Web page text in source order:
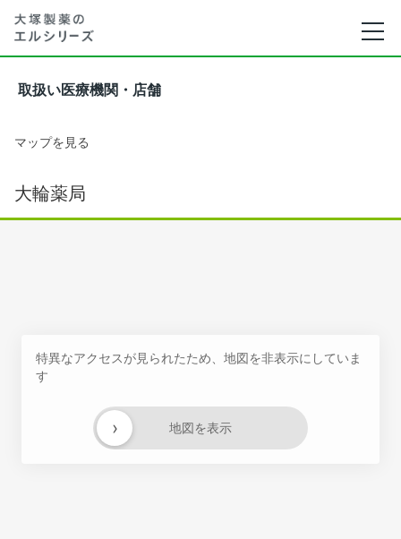
取扱い医療機関・店舗
マップを見る
大輪薬局
特異なアクセスが見られたため、地図を非表示にしていま
す
地図を表示
›